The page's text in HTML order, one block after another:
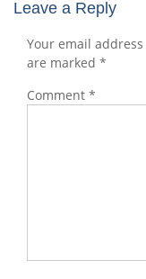
Leave a Reply
Your email
are marked *
Comment *